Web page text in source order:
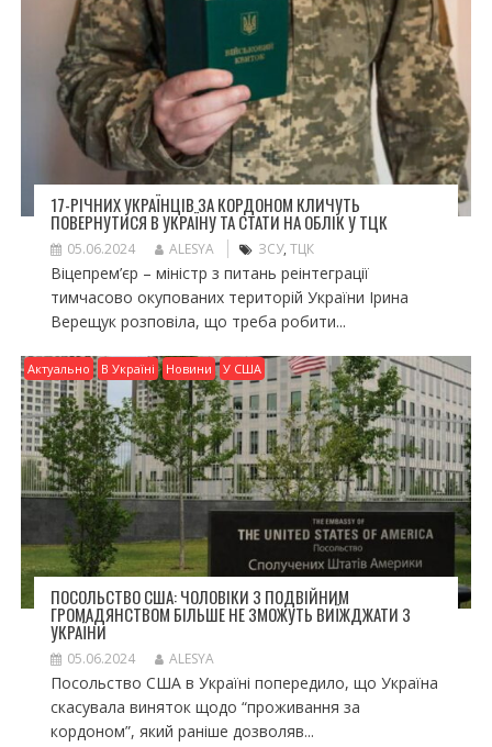
17-РІЧНИХ УКРАЇНЦІВ ЗА КОРДОНОМ КЛИЧУТЬ
ПОВЕРНУТИСЯ В УКРАЇНУ ТА СТАТИ НА ОБЛІК У ТЦК
05.06.2024 ALESYA ЗСУ, ТЦК
Віцепрем’єр – міністр з питань реінтеграції
тимчасово окупованих територій України Ірина
Верещук розповіла, що треба робити...
Актуально В Україні Новини У США
ПОСОЛЬСТВО США: ЧОЛОВІКИ З ПОДВІЙНИМ
ГРОМАДЯНСТВОМ БІЛЬШЕ НЕ ЗМОЖУТЬ ВИЇЖДЖАТИ З
УКРАЇНИ
05.06.2024 ALESYA
Посольство США в Україні попередило, що Україна
скасувала виняток щодо “проживання за
кордоном”, який раніше дозволяв...